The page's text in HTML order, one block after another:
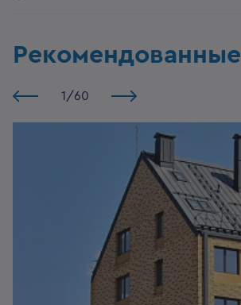
Рекомендованные
1/60